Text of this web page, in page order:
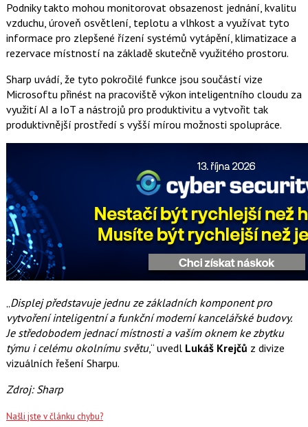
Podniky takto mohou monitorovat obsazenost jednání, kvalitu
vzduchu, úroveň osvětlení, teplotu a vlhkost a využívat tyto
informace pro zlepšené řízení systémů vytápění, klimatizace a
rezervace místností na základě skutečně využitého prostoru.
Sharp uvádí, že tyto pokročilé funkce jsou součástí vize
Microsoftu přinést na pracoviště výkon inteligentního cloudu za
využití AI a IoT a nástrojů pro produktivitu a vytvořit tak
produktivnější prostředí s vyšší mírou možnosti spolupráce.
„Displej představuje jednu ze základních komponent pro
vytvoření inteligentní a funkční moderní kancelářské budovy.
Je středobodem jednací místnosti a vaším oknem ke zbytku
týmu i celému okolnímu světu,“ uvedl Lukáš Krejčů z divize
vizuálních řešení Sharpu.
Zdroj: Sharp
Našli jste v článku chybu?